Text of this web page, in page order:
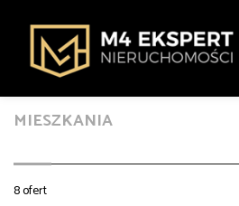
MIESZKANIA
8 ofert